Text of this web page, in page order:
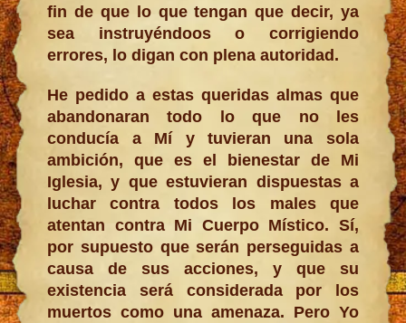
fin de que lo que tengan que decir, ya
sea instruyéndoos o corrigiendo
errores, lo digan con plena autoridad.
He pedido a estas queridas almas que
abandonaran todo lo que no les
conducía a Mí y tuvieran una sola
ambición, que es el bienestar de Mi
Iglesia, y que estuvieran dispuestas a
luchar contra todos los males que
atentan contra Mi Cuerpo Místico. Sí,
por supuesto que serán perseguidas a
causa de sus acciones, y que su
existencia será considerada por los
muertos como una amenaza. Pero Yo